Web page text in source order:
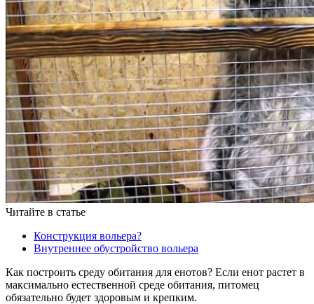
Читайте в статье
Конструкция вольера?
Внутреннее обустройство вольера
Как построить среду обитания для енотов? Если енот растет в
максимально естественной среде обитания, питомец
обязательно будет здоровым и крепким.